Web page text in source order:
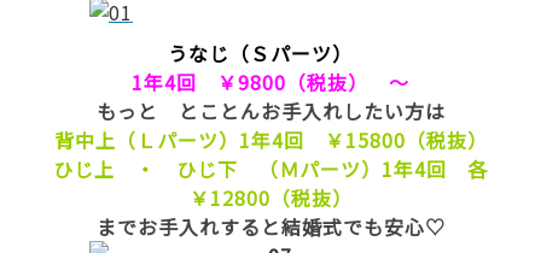
うなじ（Ｓパーツ）
1年4回 ￥9800（税抜） ～
もっと とことんお手入れしたい方は
背中上（Ｌパーツ）1年4回 ￥15800（税抜）
ひじ上 ・ ひじ下 （Ｍパーツ）1年4回 各
￥12800（税抜）
までお手入れすると結婚式でも安心♡